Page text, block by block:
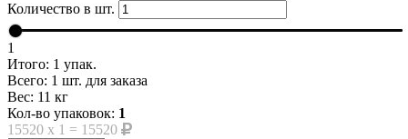
Количество в шт.
1
Итого: 1 упак.
Всего: 1 шт. для заказа
Вес: 11 кг
Кол-во упаковок: 1
15520 x 1 = 15520